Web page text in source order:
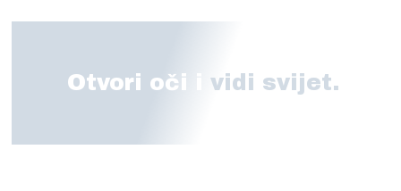
Otvori oči ividi svijet.